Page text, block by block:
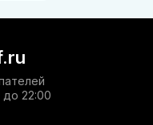
22:00